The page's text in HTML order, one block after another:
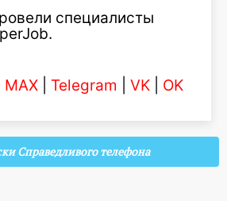
специалисты
MAX Telegram VK OK
Справедливого телефона